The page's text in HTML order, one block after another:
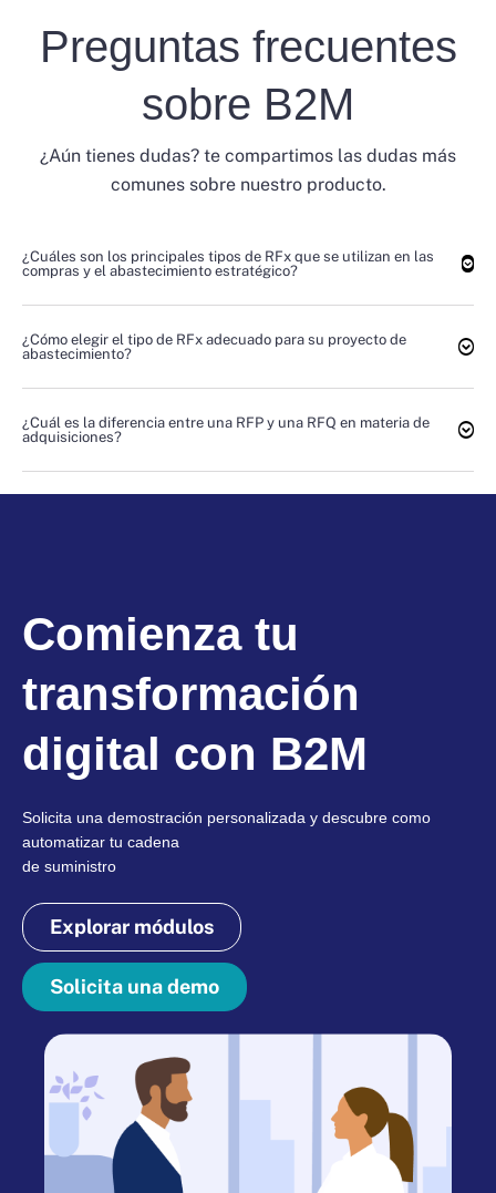
Preguntas frecuentes
sobre B2M
¿Aún tienes dudas? te compartimos las dudas más
comunes sobre nuestro producto.
¿Cuáles son los principales tipos de RFx que se utilizan en las
compras y el abastecimiento estratégico?
¿Cómo elegir el tipo de RFx adecuado para su proyecto de
abastecimiento?
¿Cuál es la diferencia entre una RFP y una RFQ en materia de
adquisiciones?
Comienza tu
transformación
digital con B2M
Solicita una demostración personalizada y descubre como
automatizar tu cadena
de suministro
Explorar módulos
Solicita una demo